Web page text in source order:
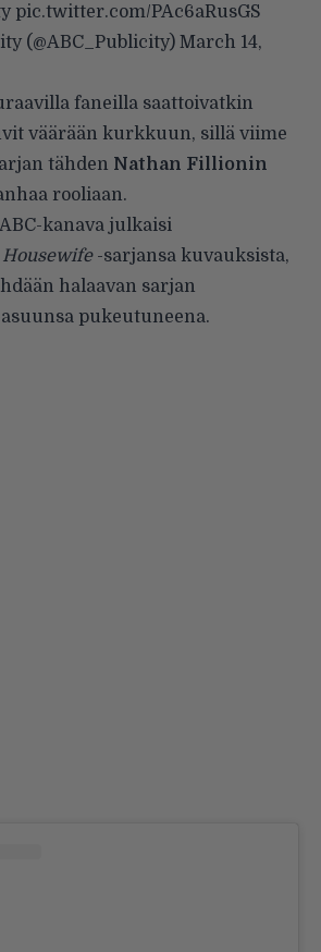
pic.twitter.com/PAc6aRusGS
(@ABC_Publicity) March 14,
faneilla saattoivatkin
väärään kurkkuun, sillä viime
tähden Nathan Fillionin
rooliaan.
kanava julkaisi
-sarjansa kuvauksista,
halaavan sarjan
pukeutuneena.